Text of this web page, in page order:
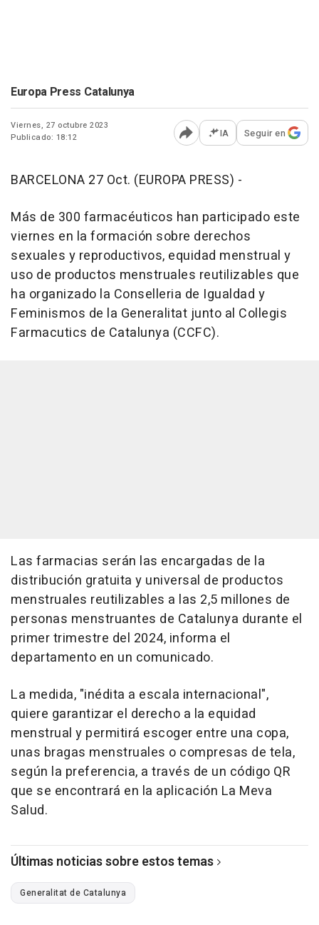
Europa Press Catalunya
Viernes, 27 octubre 2023
Publicado: 18:12
Abrir opciones para
IA Seguir en
BARCELONA 27 Oct. (EUROPA PRESS) -
Más de 300 farmacéuticos han participado este
viernes en la formación sobre derechos
sexuales y reproductivos, equidad menstrual y
uso de productos menstruales reutilizables que
ha organizado la Conselleria de Igualdad y
Feminismos de la Generalitat junto al Collegis
Farmacutics de Catalunya (CCFC).
Las farmacias serán las encargadas de la
distribución gratuita y universal de productos
menstruales reutilizables a las 2,5 millones de
personas menstruantes de Catalunya durante el
primer trimestre del 2024, informa el
departamento en un comunicado.
La medida, "inédita a escala internacional",
quiere garantizar el derecho a la equidad
menstrual y permitirá escoger entre una copa,
unas bragas menstruales o compresas de tela,
según la preferencia, a través de un código QR
que se encontrará en la aplicación La Meva
Salud.
Últimas noticias sobre estos temas
Generalitat de Catalunya